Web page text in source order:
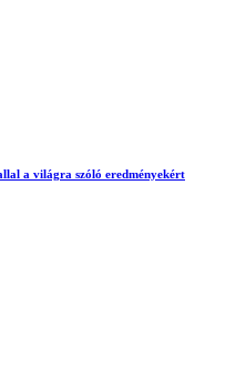
a világra szóló eredményekért